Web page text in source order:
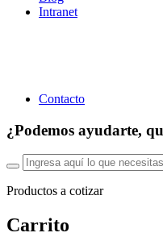
Intranet
Contacto
¿Podemos ayudarte,
Productos a cotizar
Carrito